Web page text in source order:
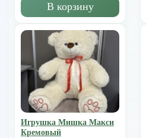
В корзину
Игрушка Мишка Mакси
Кремовый